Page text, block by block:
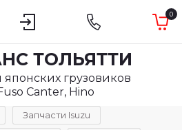
0
ТОЛЬЯТТИ
японских грузовиков
Canter, Hino
Запчасти Isuzu